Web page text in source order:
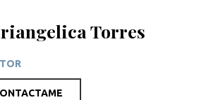
Torres